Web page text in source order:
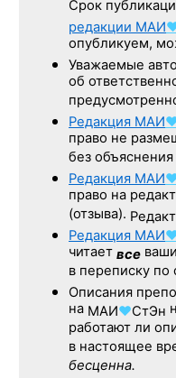
Срок
редакции МАИ
опубликуем,
Уважаемые
об
Редакция МАИ
право не
без
Редакция МАИ
право на
(отзыва).
Редакция МАИ
читает все
в переписку
Описания
на МАИ♥СтЭн
работают ли
в настоящее
бесценна.